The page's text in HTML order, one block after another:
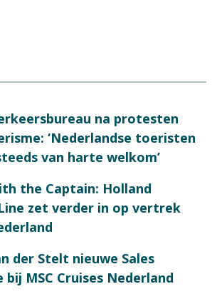
na protesten
‘Nederlandse toeristen
van harte welkom’
the Captain: Holland
zet verder in op vertrek
der Stelt nieuwe Sales
bij MSC Cruises Nederland